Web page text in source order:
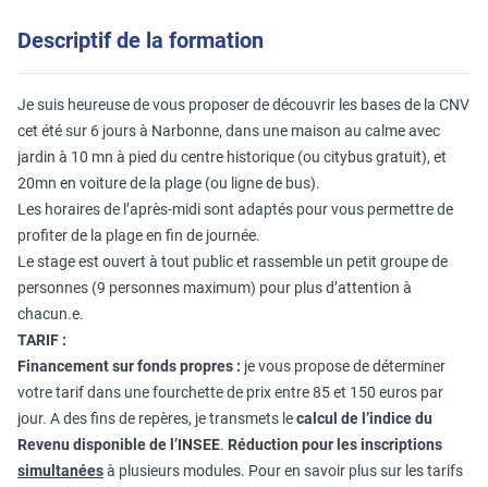
Descriptif de la formation
Je suis heureuse de vous proposer de découvrir les bases de la CNV
cet été sur 6 jours à Narbonne, dans une maison au calme avec
jardin à 10 mn à pied du centre historique (ou citybus gratuit), et
20mn en voiture de la plage (ou ligne de bus).
Les horaires de l’après-midi sont adaptés pour vous permettre de
profiter de la plage en fin de journée.
Le stage est ouvert à tout public et rassemble un petit groupe de
personnes (9 personnes maximum) pour plus d’attention à
chacun.e.
TARIF :
Financement sur fonds propres : je vous propose de déterminer
votre tarif dans une fourchette de prix entre 85 et 150 euros par
jour. A des fins de repères, je transmets lecalcul de l’indice du
Revenu disponible de l’INSEE. Réduction pour les inscriptions
simultanéesà plusieurs modules. Pour en savoir plus sur les tarifs